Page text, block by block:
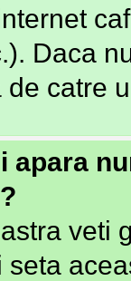
Daca
catre
apara
veti
seta